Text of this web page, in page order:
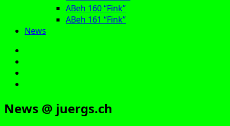
ABeh 160 “Fink”
ABeh 161 “Fink”
News
News @ juergs.ch